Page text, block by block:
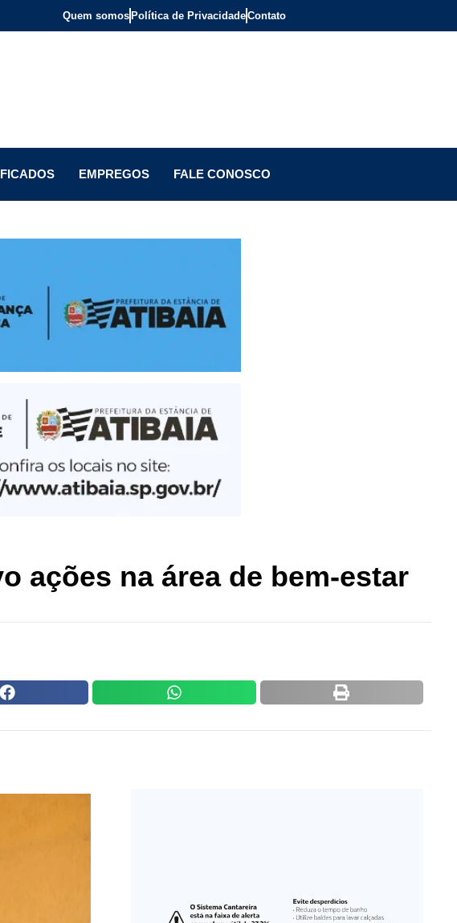
Quem somos Política de PrivacidadeContato
EMPREGOS FALE CONOSCO
ações na área de bem-estar